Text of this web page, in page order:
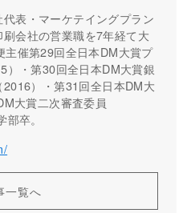
表・マーケテイングプラン
会社の営業職を7年経て大
催第29回全日本DM大賞プ
）・第30回全日本DM大賞銀
）・第31回全日本DM大
大賞二次審査委員
卒。
一覧へ